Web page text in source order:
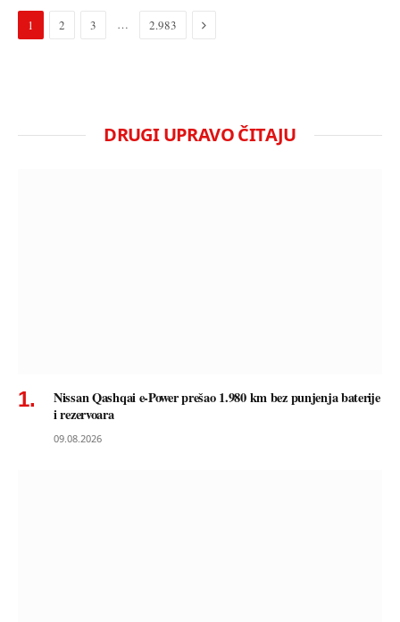
1 2 3 … 2.983 Next
DRUGI UPRAVO ČITAJU
Nissan Qashqai e-Power prešao 1.980 km bez punjenja baterije
i rezervoara
09.08.2026